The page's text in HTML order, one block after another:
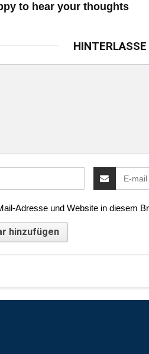
to hear your thoughts
Adresse und Website in diesem